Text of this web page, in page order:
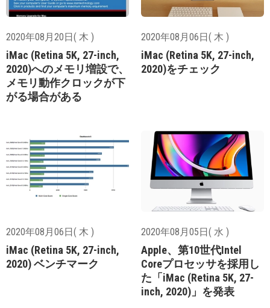
2020年08月20日( 木 )
iMac (Retina 5K, 27-inch,
2020)へのメモリ増設で、
メモリ動作クロックが下
がる場合がある
2020年08月06日( 木 )
iMac (Retina 5K, 27-inch,
2020)をチェック
2020年08月06日( 木 )
iMac (Retina 5K, 27-inch,
2020) ベンチマーク
2020年08月05日( 水 )
Apple、第10世代Intel
Coreプロセッサを採用し
た「iMac (Retina 5K, 27-
inch, 2020)」を発表